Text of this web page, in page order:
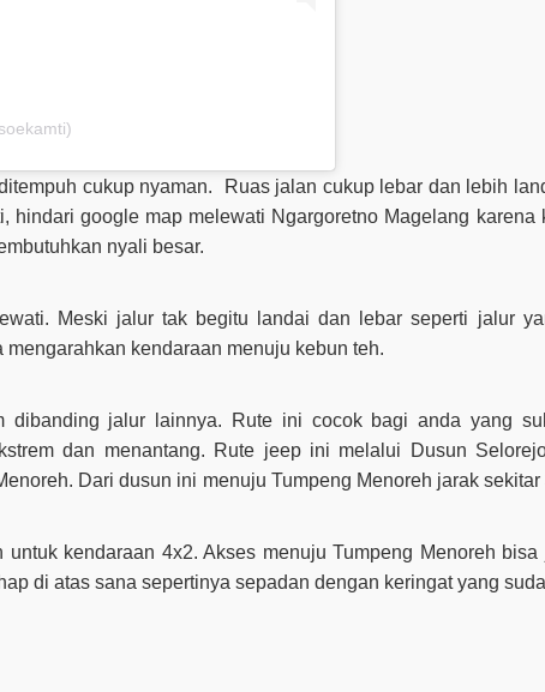
cukup nyaman. Ruas jalan cukup lebar dan lebih
hindari google map melewati Ngargoretno Magelang karena
nyali besar.
Meski jalur tak begitu landai dan lebar seperti jalur
kendaraan menuju kebun teh.
dibanding jalur lainnya. Rute ini cocok bagi anda yang
dan menantang. Rute jeep ini melalui Dusun
Dari dusun ini menuju Tumpeng Menoreh jarak
kendaraan 4x2. Akses menuju Tumpeng Menoreh
di atas sana sepertinya sepadan dengan keringat yang